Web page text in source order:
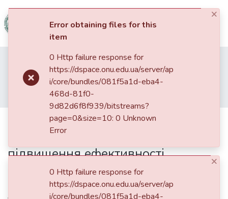
Communities
Collections
All of DSpace
09. Факультет міжнародних відносин, політології та соціології
Міжнародні економічні відносини
Статті та доповіді ФМВПС (Міжнародні економічні відносини)
Дослідження досвіду
впровадження реформ для
підвищення ефективності
державних підприємств у країнах
×
Error obtaining files for this
item
0 Http failure response for
https://dspace.onu.edu.ua/server/ap
i/core/bundles/081f5a1d-eba4-
468d-81f0-
9d82d6f8f939/bitstreams?
page=0&size=10: 0 Unknown
Error
×
0 Http failure response for
https://dspace.onu.edu.ua/server/ap
i/core/bundles/081f5a1d-eba4-